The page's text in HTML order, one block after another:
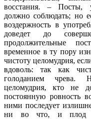
восстания. – Посты,
должно соблюдать; но
воздержность в
доведет до
продолжительные
временное в ту пору
чистоту целомудрия,
вдоволь: так как
голоданием чрева.
целомудрия, кто не
постоянную ровность
ними последует
ни во что, и плод